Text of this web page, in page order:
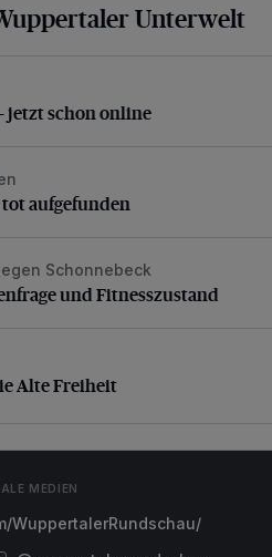
Unterwelt
schon online
jetzt schon online
aufgefunden
aufgefunden
und Fitnesszustand
Schonnebeck
und Fitnesszustand
Freiheit
Alte Freiheit
MEDIEN
WuppertalerRundschau/